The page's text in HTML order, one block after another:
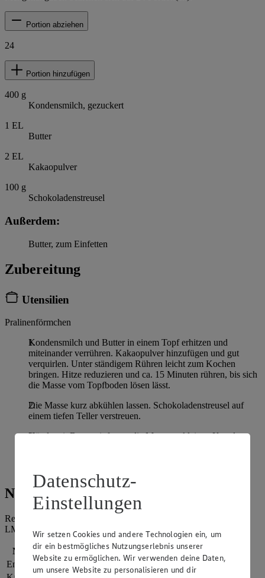
Portion abziehen
24
Portion hinzufügen
400 g
Kondensmilch, gezuckert
1 EL
Butter
2 EL
Kakaopulver
100 g
Schokoladenstreusel
Außerdem:
Butter, zum Einfetten
Zubereitung
Utensilien
Pralinenförmchen
Kondensmilch und Butter in einem Topf erhitzen und
miteinander verrühren. Kakaopulver hinzufügen und gut
verquirlen. Unter ständigem Rühren leicht zum Kochen
bringen. Hitze reduzieren und ca. 15 Minuten rühren, bis sich
die Masse vom Topfboden lösen lässt.
Die Masse kurz abkühlen lassen. Schokoladenstreusel auf
einem tiefen Teller verstreuen.
Hände mit Butter einfetten, die Masse zu kleinen Kugeln
Nährwerte
Referenzmenge für einen durchschnittlichen Erwachsenen laut
LMIV (8.400 kJ/2.000 kcal).
Nährwerte
pro Portion
Energie
201 kj (2 %)
Datenschutz-
Einstellungen
Wir setzen Cookies und andere Technologien ein, um
dir ein bestmögliches Nutzungserlebnis unserer
Website zu ermöglichen. Wir verwenden deine Daten,
um unsere Website zu personalisieren und dir